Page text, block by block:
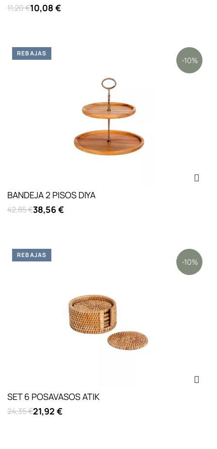
11,20 €10,08 €
BANDEJA 2 PISOS DIYA
42,85 €38,56 €
-10%
REBAJAS
SET 6 POSAVASOS ATIK
24,35 €21,92 €
-10%
REBAJAS